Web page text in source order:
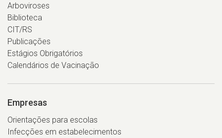
Arboviroses
Biblioteca
CIT/RS
Publicações
Estágios Obrigatórios
Calendários de Vacinação
Empresas
Orientações para escolas
Infecções em estabelecimentos